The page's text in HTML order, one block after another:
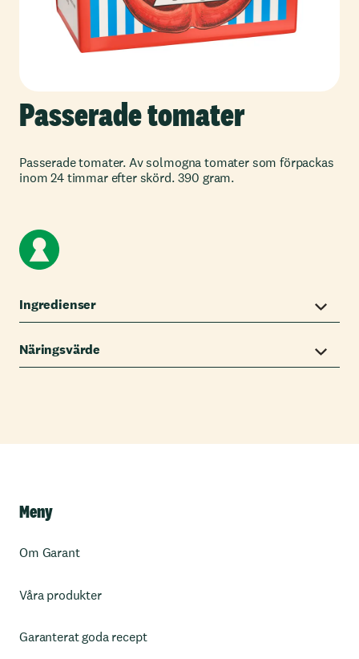
Passerade tomater
Passerade tomater. Av solmogna tomater som förpackas
inom 24 timmar efter skörd. 390 gram.
Ingredienser
Näringsvärde
Meny
Om Garant
Våra produkter
Garanterat goda recept